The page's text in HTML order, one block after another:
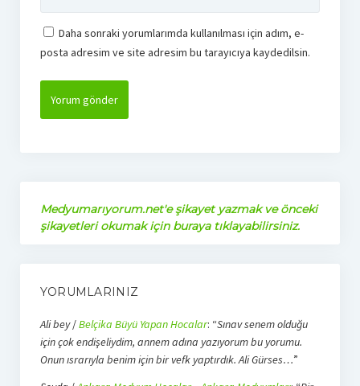
Daha sonraki yorumlarımda kullanılması için adım, e-
posta adresim ve site adresim bu tarayıcıya kaydedilsin.
Medyumarıyorum.net'e şikayet yazmak ve önceki
şikayetleri okumak için buraya tıklayabilirsiniz.
YORUMLARINIZ
Ali bey/Belçika Büyü Yapan Hocalar: “Sınav senem olduğu
için çok endişeliydim, annem adına yazıyorum bu yorumu.
Onun ısrarıyla benim için bir vefk yaptırdık. Ali Gürses…”